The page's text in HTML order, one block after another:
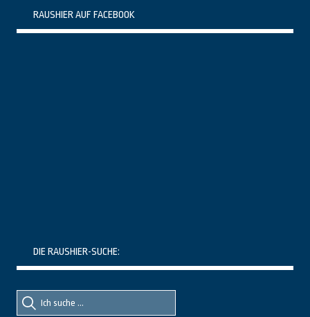
RAUSHIER AUF FACEBOOK
DIE RAUSHIER-SUCHE:
Suche
nach::
Suche
nach: